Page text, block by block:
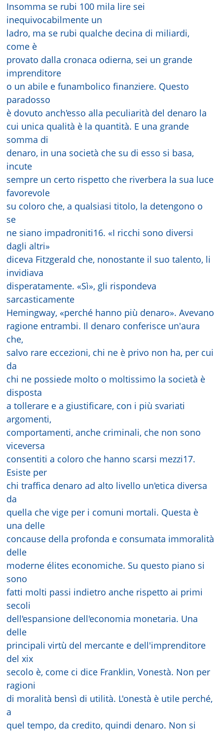
Insomma se rubi 100 mila lire sei
inequivocabilmente un
ladro, ma se rubi qualche decina di miliardi,
come è
provato dalla cronaca odierna, sei un grande
imprenditore
o un abile e funambolico finanziere. Questo
paradosso
è dovuto anch'esso alla peculiarità del denaro la
cui unica qualità è la quantità. E una grande
somma di
denaro, in una società che su di esso si basa,
incute
sempre un certo rispetto che riverbera la sua luce
favorevole
su coloro che, a qualsiasi titolo, la detengono o
se
ne siano impadroniti16. «I ricchi sono diversi
dagli altri»
diceva Fitzgerald che, nonostante il suo talento, li
invidiava
disperatamente. «Sì», gli rispondeva
sarcasticamente
Hemingway, «perché hanno più denaro». Avevano
ragione entrambi. Il denaro conferisce un'aura
che,
salvo rare eccezioni, chi ne è privo non ha, per cui
da
chi ne possiede molto o moltissimo la società è
disposta
a tollerare e a giustificare, con i più svariati
argomenti,
comportamenti, anche criminali, che non sono
viceversa
consentiti a coloro che hanno scarsi mezzi17.
Esiste per
chi traffica denaro ad alto livello un'etica diversa
da
quella che vige per i comuni mortali. Questa è
una delle
concause della profonda e consumata immoralità
delle
moderne élites economiche. Su questo piano si
sono
fatti molti passi indietro anche rispetto ai primi
secoli
dell'espansione dell'economia monetaria. Una
delle
principali virtù del mercante e dell'imprenditore
del xix
secolo è, come ci dice Franklin, Vonestà. Non per
ragioni
di moralità bensì di utilità. L'onestà è utile perché,
a
quel tempo, da credito, quindi denaro. Non si